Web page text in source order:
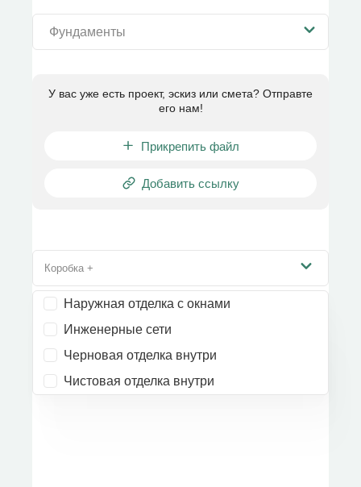
Фундаменты
У вас уже есть проект, эскиз или смета? Отправте
его нам!
Прикрепить файл
Добавить ссылку
Коробка +
Наружная отделка с окнами
Инженерные сети
Черновая отделка внутри
Чистовая отделка внутри